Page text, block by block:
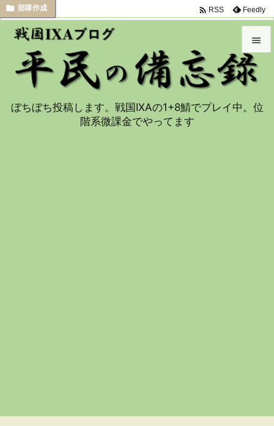


メニュ
サイド
 RSS Feedly
ぼちぼち投稿します。戦国IXAの1+8鯖でプレイ中。位
階系微課金でやってます
 部隊作成
 部隊作成
 部隊作成
 部隊作成
 部隊作成